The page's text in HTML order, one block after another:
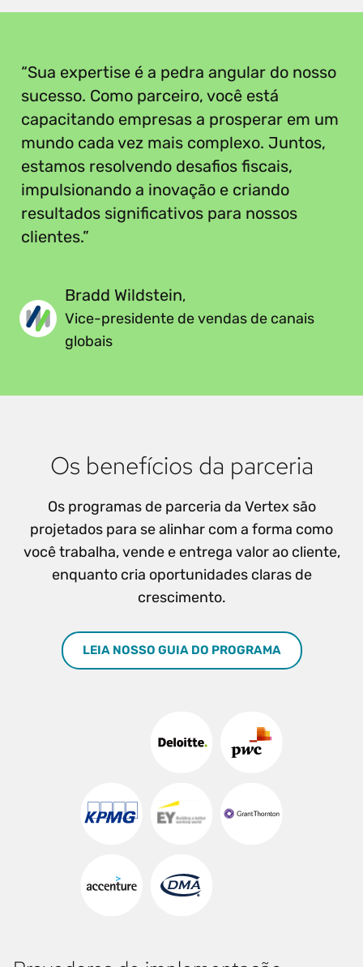
“
“Sua expertise é a pedra angular do nosso
sucesso. Como parceiro, você está
capacitando empresas a prosperar em um
mundo cada vez mais complexo. Juntos,
estamos resolvendo desafios fiscais,
impulsionando a inovação e criando
resultados significativos para nossos
clientes.”
Bradd Wildstein,
Vice-presidente de vendas de canais
globais
Os benefícios da parceria
Os programas de parceria da Vertex são
projetados para se alinhar com a forma como
você trabalha, vende e entrega valor ao cliente,
enquanto cria oportunidades claras de
crescimento.
LEIA NOSSO GUIA DO PROGRAMA